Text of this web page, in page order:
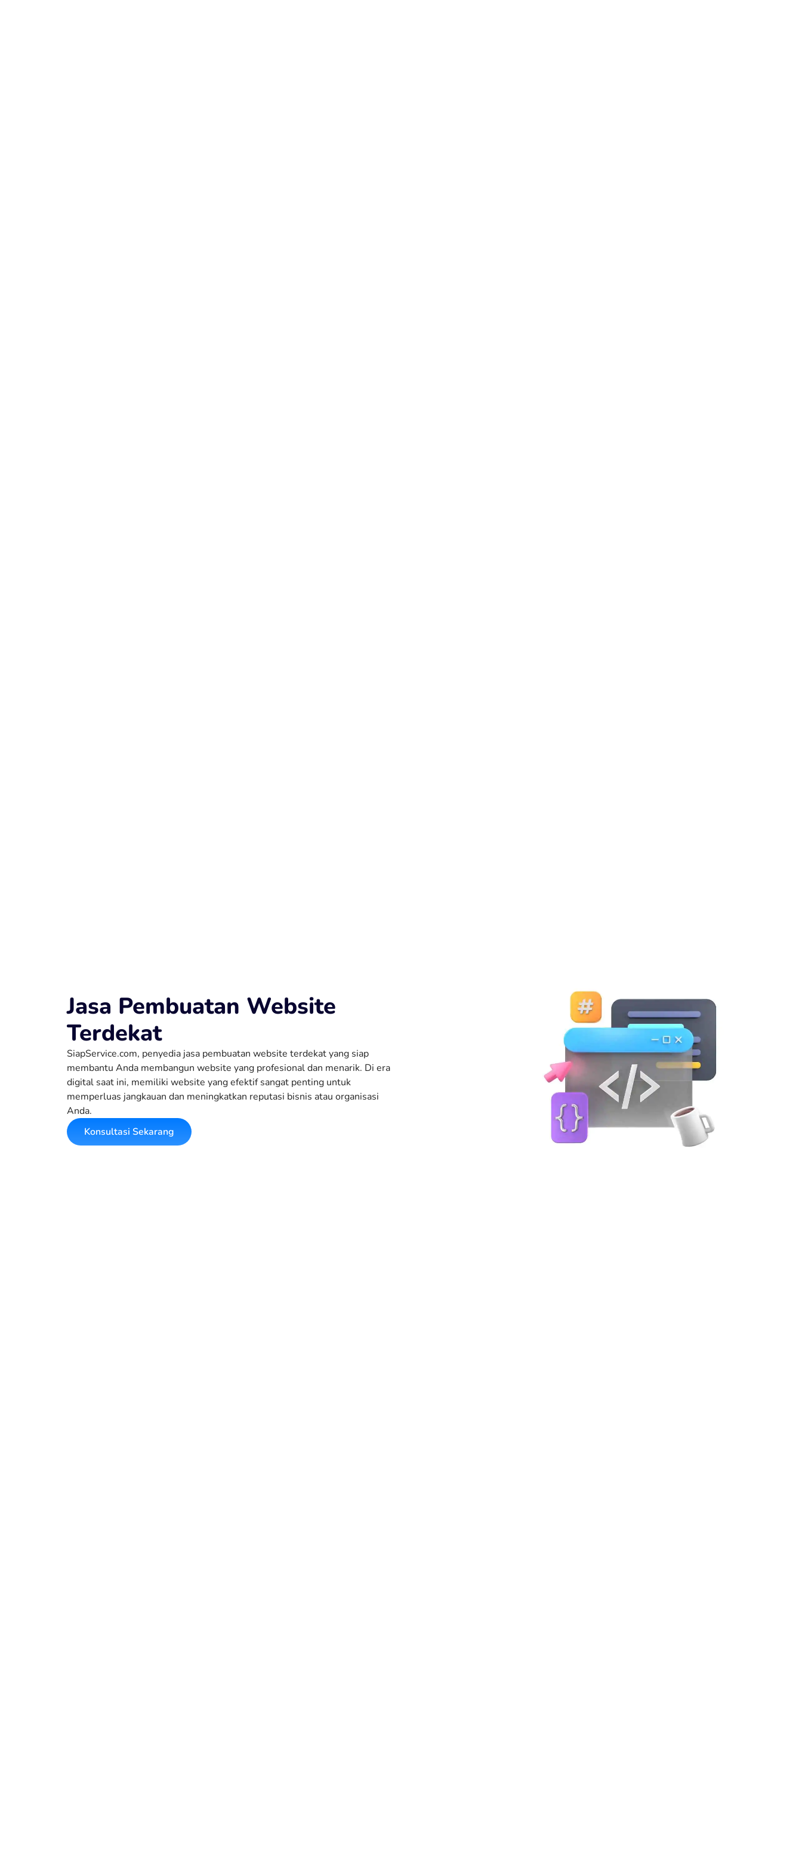
Jasa Pembuatan Website
Terdekat
SiapService.com, penyedia jasa pembuatan website terdekat yang siap
membantu Anda membangun website yang profesional dan menarik. Di era
digital saat ini, memiliki website yang efektif sangat penting untuk
memperluas jangkauan dan meningkatkan reputasi bisnis atau organisasi
Anda.
Konsultasi Sekarang